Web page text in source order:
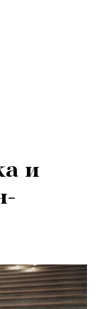
и